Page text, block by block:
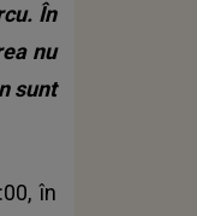
În
nu
sunt
în